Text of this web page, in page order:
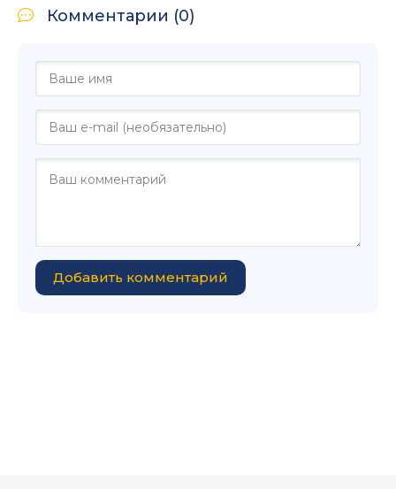
Комментарии (0)
Добавить комментарий